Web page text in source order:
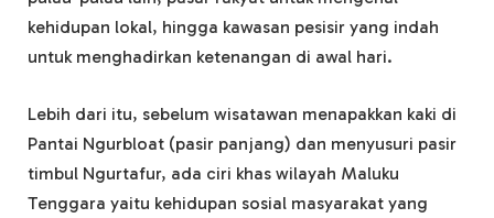
kehidupan lokal, hingga kawasan pesisir yang indah
untuk menghadirkan ketenangan di awal hari.
Lebih dari itu, sebelum wisatawan menapakkan kaki di
Pantai Ngurbloat (pasir panjang) dan menyusuri pasir
timbul Ngurtafur, ada ciri khas wilayah Maluku
Tenggara yaitu kehidupan sosial masyarakat yang